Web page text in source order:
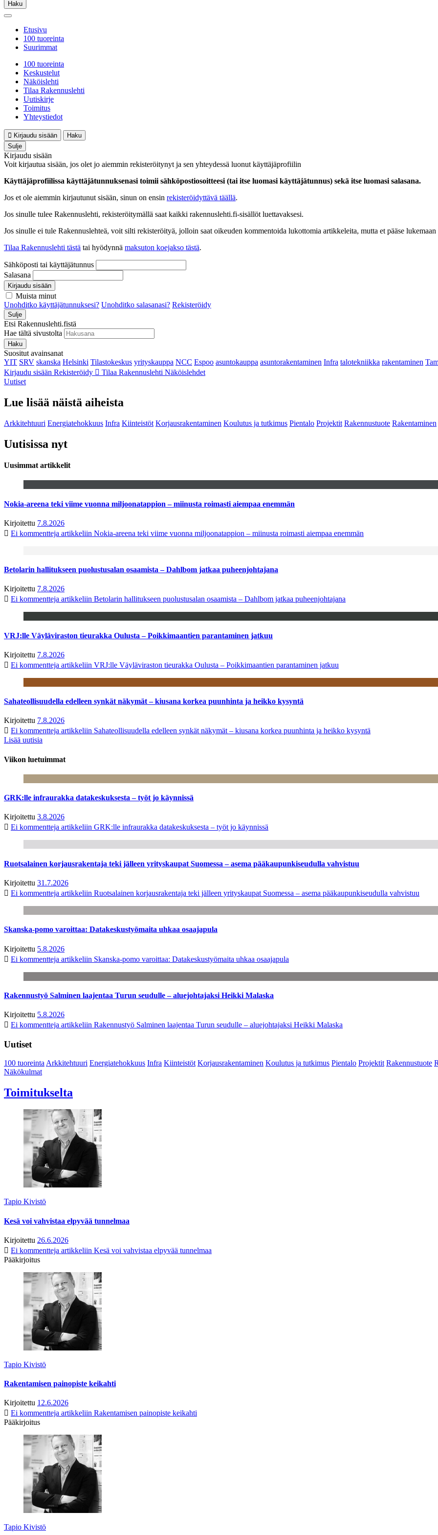
Haku
Etusivu
100 tuoreinta
Suurimmat
100 tuoreinta
Keskustelut
Näköislehti
Tilaa Rakennuslehti
Uutiskirje
Toimitus
Yhteystiedot
Kirjaudu sisään
Haku
Sulje
Kirjaudu sisään
Voit kirjautua sisään, jos olet jo aiemmin rekisteröitynyt ja sen yhteydessä luonut käyttäjäprofiilin
Käyttäjäprofiilissa käyttäjätunnuksenasi toimii sähköpostiosoitteesi (tai itse luomasi käyttäjätunnus) sekä itse luomasi salasana.
Jos et ole aiemmin kirjautunut sisään, sinun on ensin rekisteröidyttävä täällä.
Jos sinulle tulee Rakennuslehti, rekisteröitymällä saat kaikki rakennuslehti.fi-sisällöt luettavaksesi.
Jos sinulle ei tule Rakennuslehteä, voit silti rekisteröityä, jolloin saat oikeuden kommentoida lukottomia artikkeleita, mutta et pääse
Tilaa Rakennuslehti tästä tai hyödynnä maksuton koejakso tästä.
Sähköposti tai käyttäjätunnus
Salasana
Kirjaudu sisään
Muista minut
Unohditko käyttäjätunnuksesi? Unohditko salasanasi? Rekisteröidy
Sulje
Etsi Rakennuslehti.fistä
Hae tältä sivustolta
Haku
Suositut avainsanat
YIT SRV skanska Helsinki Tilastokeskus yrityskauppa NCC Espoo asuntokauppa asuntorakentaminen Infra talotekniikka rakentaminen
Kirjaudu sisään Rekisteröidy Tilaa Rakennuslehti Näköislehdet
Uutiset
Lue lisää näistä aiheista
Arkkitehtuuri Energiatehokkuus Infra Kiinteistöt Korjausrakentaminen Koulutus ja tutkimus Pientalo Projektit Rakennustuote Rakentaminen
Uutisissa nyt
Uusimmat artikkelit
Nokia-areena teki viime vuonna miljoonatappion – miinusta roimasti aiempaa enemmän
Kirjoitettu 7.8.2026
Ei kommentteja artikkeliin Nokia-areena teki viime vuonna miljoonatappion – miinusta roimasti aiempaa enemmän
Betolarin hallitukseen puolustusalan osaamista – Dahlbom jatkaa puheenjohtajana
Kirjoitettu 7.8.2026
Ei kommentteja artikkeliin Betolarin hallitukseen puolustusalan osaamista – Dahlbom jatkaa puheenjohtajana
VRJ:lle Väyläviraston tieurakka Oulusta – Poikkimaantien parantaminen jatkuu
Kirjoitettu 7.8.2026
Ei kommentteja artikkeliin VRJ:lle Väyläviraston tieurakka Oulusta – Poikkimaantien parantaminen jatkuu
Sahateollisuudella edelleen synkät näkymät – kiusana korkea puunhinta ja heikko kysyntä
Kirjoitettu 7.8.2026
Ei kommentteja artikkeliin Sahateollisuudella edelleen synkät näkymät – kiusana korkea puunhinta ja heikko kysyntä
Lisää uutisia
Viikon luetuimmat
GRK:lle infraurakka datakeskuksesta – työt jo käynnissä
Kirjoitettu 3.8.2026
Ei kommentteja artikkeliin GRK:lle infraurakka datakeskuksesta – työt jo käynnissä
Ruotsalainen korjausrakentaja teki jälleen yrityskaupat Suomessa – asema pääkaupunkiseudulla vahvistuu
Kirjoitettu 31.7.2026
Ei kommentteja artikkeliin Ruotsalainen korjausrakentaja teki jälleen yrityskaupat Suomessa – asema pääkaupunkiseudulla vahvistuu
Skanska-pomo varoittaa: Datakeskustyömaita uhkaa osaajapula
Kirjoitettu 5.8.2026
Ei kommentteja artikkeliin Skanska-pomo varoittaa: Datakeskustyömaita uhkaa osaajapula
Rakennustyö Salminen laajentaa Turun seudulle – aluejohtajaksi Heikki Malaska
Kirjoitettu 5.8.2026
Ei kommentteja artikkeliin Rakennustyö Salminen laajentaa Turun seudulle – aluejohtajaksi Heikki Malaska
Uutiset
100 tuoreintaArkkitehtuuri Energiatehokkuus Infra Kiinteistöt Korjausrakentaminen Koulutus ja tutkimus Pientalo Projektit Rakennustuote
Näkökulmat
Toimitukselta
Tapio Kivistö
Kesä voi vahvistaa elpyvää tunnelmaa
Kirjoitettu 26.6.2026
Ei kommentteja artikkeliin Kesä voi vahvistaa elpyvää tunnelmaa
Pääkirjoitus
Tapio Kivistö
Rakentamisen painopiste keikahti
Kirjoitettu 12.6.2026
Ei kommentteja artikkeliin Rakentamisen painopiste keikahti
Pääkirjoitus
Tapio Kivistö